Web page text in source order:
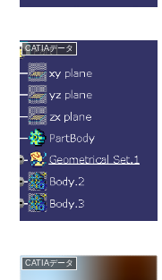
CATIAデータ
CATIAデータ